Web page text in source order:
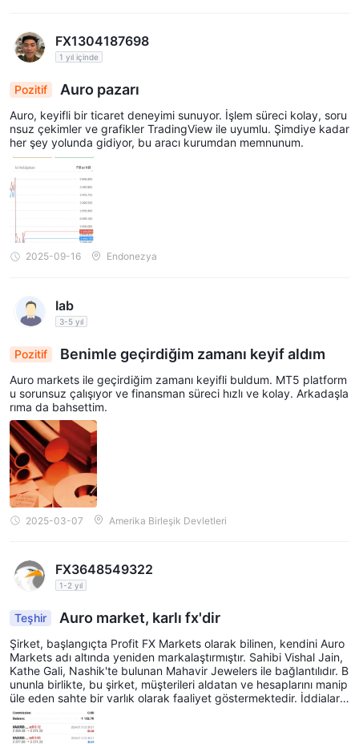
FX1304187698
1 yıl içinde
Pozitif Auro pazarı
Auro, keyifli bir ticaret deneyimi sunuyor. İşlem süreci kolay, soru
nsuz çekimler ve grafikler TradingView ile uyumlu. Şimdiye kadar
her şey yolunda gidiyor, bu aracı kurumdan memnunum.
2025-09-16 Endonezya
Iab
3-5 yıl
Pozitif Benimle geçirdiğim zamanı keyif aldım
Auro markets ile geçirdiğim zamanı keyifli buldum. MT5 platform
u sorunsuz çalışıyor ve finansman süreci hızlı ve kolay. Arkadaşla
rıma da bahsettim.
2025-03-07 Amerika Birleşik Devletleri
FX3648549322
1-2 yıl
Teşhir Auro market, karlı fx'dir
Şirket, başlangıçta Profit FX Markets olarak bilinen, kendini Auro
Markets adı altında yeniden markalaştırmıştır. Sahibi Vishal Jain,
Kathe Gali, Nashik'te bulunan Mahavir Jewelers ile bağlantılıdır. B
ununla birlikte, bu şirket, müşterileri aldatan ve hesaplarını manip
üle eden sahte bir varlık olarak faaliyet göstermektedir. İddialara
göre, müşteri hesapları kasıtlı olarak manipülasyon yoluyla fonlar
dan boşaltılmaktadır. Devendra Thakoor'un bu boşaltmalara yard
ımcı olduğu ve karşılığında sahtekarlık faaliyetlerine katılımı için